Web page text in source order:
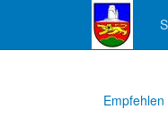
Empfehlen